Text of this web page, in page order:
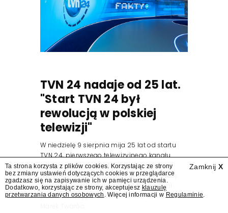
TVN 24 nadaje od 25 lat.
"Start TVN 24 był
rewolucją w polskiej
telewizji"
W niedzielę 9 sierpnia mija 25 lat od startu
TVN 24, pierwszego telewizyjnego kanału
informacyjnego w Polsce. Na ten dzień
zaplanowano finał urodzinowej trasy stacji
"Jesteśmy stąd". 25 lat TVN 24 dla Press.pl
podsumowują Jarosław Kuźniar, Tomasz Lis i
Zamknij X
Ta strona korzysta z plików cookies. Korzystając ze strony
bez zmiany ustawień dotyczących cookies w przeglądarce
zgadzasz się na zapisywanie ich w pamięci urządzenia.
Dodatkowo, korzystając ze strony, akceptujesz klauzulę
przetwarzania danych osobowych . Więcej informacji w Regulaminie.